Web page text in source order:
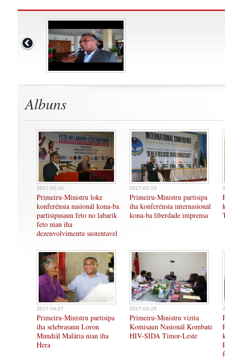
Albuns
2017-05-10
Primeiru-Ministru loke
konferénsia nasionál kona-ba
partisipasaun feto no labarik
feto nian iha
dezenvolvimentu sustentavel
2017-05-10
Primeiru-Ministru partisipa
iha konferénsia internasionál
kona-ba liberdade imprensa
2017-04-27
Primeiru-Ministru partisipa
iha selebrasaun Loron
Mundiál Malária nian iha
Hera
2017-04-26
Primeiru-Ministru vizita
Komisaun Nasionál Kombate
HIV-SIDA Timor-Leste